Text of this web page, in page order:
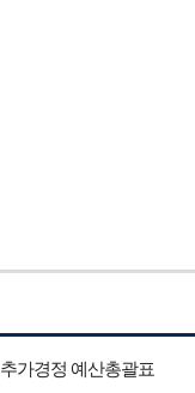
가경정 예산총괄표